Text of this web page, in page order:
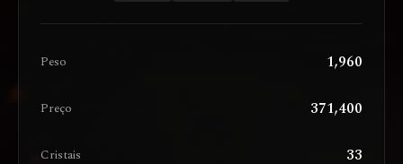
Peso 1,960
Preço 371,400
Cristais 33